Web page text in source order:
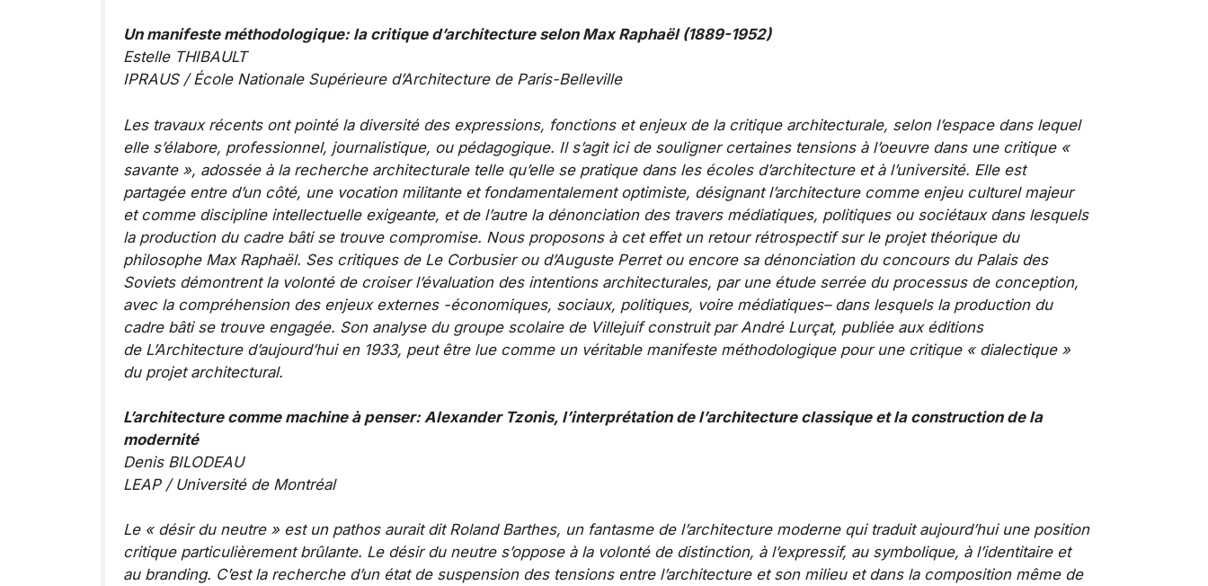
Un manifeste méthodologique: la critique d’architecture selon Max Raphaël (1889-1952)
Estelle THIBAULT
IPRAUS / École Nationale Supérieure d’Architecture de Paris-Belleville
Les travaux récents ont pointé la diversité des expressions, fonctions et enjeux de la critique architecturale, selon l’espace dans lequel
elle s’élabore, professionnel, journalistique, ou pédagogique. Il s’agit ici de souligner certaines tensions à l’oeuvre dans une critique «
savante », adossée à la recherche architecturale telle qu’elle se pratique dans les écoles d’architecture et à l’université. Elle est
partagée entre d’un côté, une vocation militante et fondamentalement optimiste, désignant l’architecture comme enjeu culturel majeur
et comme discipline intellectuelle exigeante, et de l’autre la dénonciation des travers médiatiques, politiques ou sociétaux dans lesquels
la production du cadre bâti se trouve compromise. Nous proposons à cet effet un retour rétrospectif sur le projet théorique du
philosophe Max Raphaël. Ses critiques de Le Corbusier ou d’Auguste Perret ou encore sa dénonciation du concours du Palais des
Soviets démontrent la volonté de croiser l’évaluation des intentions architecturales, par une étude serrée du processus de conception,
avec la compréhension des enjeux externes -­économiques, sociaux, politiques, voire médiatiques– dans lesquels la production du
cadre bâti se trouve engagée. Son analyse du groupe scolaire de Villejuif construit par André Lurçat, publiée aux éditions
de L’Architecture d’aujourd’huien 1933, peut être lue comme un véritable manifeste méthodologique pour une critique « dialectique »
du projet architectural.
L’architecture comme machine à penser: Alexander Tzonis, l’interprétation de l’architecture classique et la construction de la
modernité
Denis BILODEAU
LEAP / Université de Montréal
Le « désir du neutre » est un pathos aurait dit Roland Barthes, un fantasme de l’architecture moderne qui traduit aujourd’hui une position
critique particulièrement brûlante. Le désir du neutre s’oppose à la volonté de distinction, à l’expressif, au symbolique, à l’identitaire et
au branding. C’est la recherche d’un état de suspension des tensions entre l’architecture et son milieu et dans la composition même de